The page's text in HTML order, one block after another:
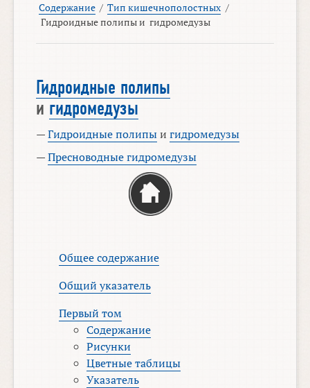
Содержание / Тип кишечнополостных /
Гидроидные полипыи гидромедузы
Гидроидные полипы
и гидромедузы
—Гидроидные полипыигидромедузы
—Пресноводные гидромедузы
Общее содержание
Общий указатель
Первый том
Содержание
Рисунки
Цветные таблицы
Указатель